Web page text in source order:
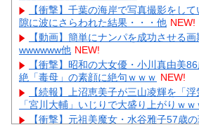
【衝撃】千葉の海岸で写真撮影をし
隙に波にさらわれた結果・・・他 NEW!
【動画】簡単にナンパを成功させる
wwwwww他 NEW!
【衝撃】昭和の大女優・小川真由美
絶「毒母」の素顔に絶句ｗｗｗ NEW!
【続報】上沼恵美子が三山凌輝を「
「宮川大輔」いじりで大盛り上がりｗｗ
【衝撃】元祖美魔女・水谷雅子57歳